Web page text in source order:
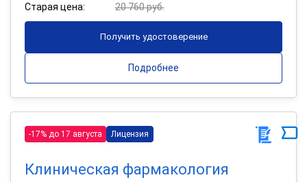
Старая цена:
20 760 руб.
Получить удостоверение
Подробнее
-17% до 17 августа Лицензия
Клиническая фармакология